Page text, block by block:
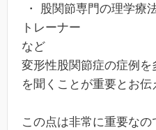
・ 股関節専門の理学療
トレーナー
など
変形性股関節症の症例
を聞くことが重要とお伝
この点は非常に重要な